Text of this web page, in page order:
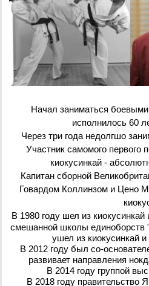
Начал заниматься
исполнилось 60
Через три года недолгшо
Участник самомого первого
киокусинкай -
Капитан сборной
Говардом Коллинзом и Цено
В 1980 году шел из киокусинкай
смешанной школы единоборств
ушел из киокусинкай
В 2012 году был со-
развивает направления
В 2014 году группой
В 2018 году правительство